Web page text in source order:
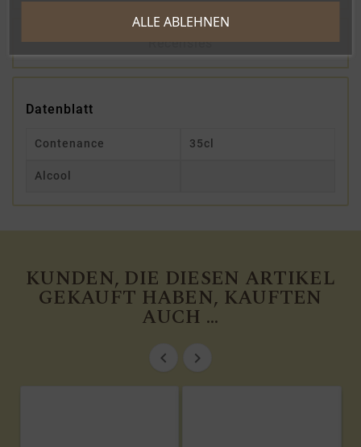
Recensies
Datenblatt
Contenance 35cl
Alcool
KUNDEN, DIE DIESEN ARTIKEL
GEKAUFT HABEN, KAUFTEN
AUCH ...
 
ALLE ABLEHNEN